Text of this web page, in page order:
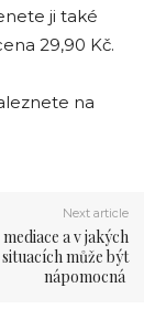
ji také
29,90 Kč.
na
Next article
mediace a v jakých
situacích může být
nápomocná